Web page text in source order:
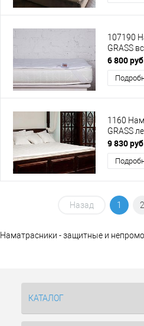
107190
GRASS
6 800
1160
GRASS
9 830
Назад 1 2
Наматрасники - защитные и
КАТАЛОГ